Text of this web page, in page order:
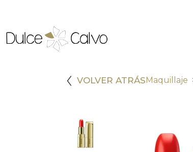
VOLVER ATRÁSMaquillaje